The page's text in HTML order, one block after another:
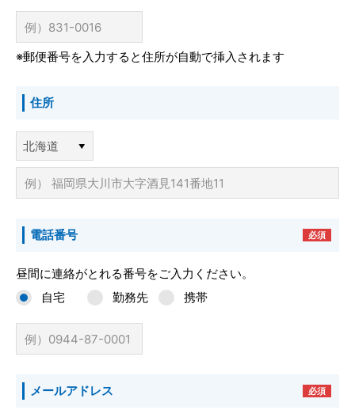
※郵便番号を入力すると住所が自動で挿入されます
住所
電話番号 必須
昼間に連絡がとれる番号をご入力ください。
自宅
勤務先 携帯
メールアドレス 必須